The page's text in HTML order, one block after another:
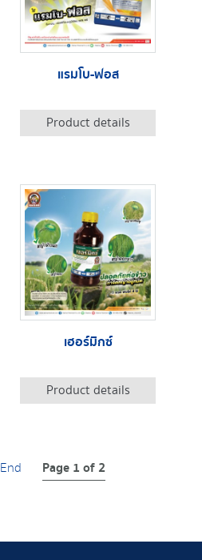
แรมโบ-ฟอส
Product details
เฮอร์มิกซ์
Product details
End Page 1 of 2